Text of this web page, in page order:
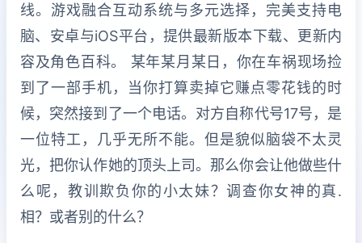
线。游戏融合互动系统与多元选择，完美支持电
脑、安卓与iOS平台，提供最新版本下载、更新内
容及角色百科。 某年某月某日，你在车祸现场捡
到了一部手机，当你打算卖掉它赚点零花钱的时
候，突然接到了一个电话。对方自称代号17号，是
一位特工，几乎无所不能。但是貌似脑袋不太灵
光，把你认作她的顶头上司。那么你会让他做些什
么呢，教训欺负你的小太妹？调查你女神的真.
相？或者别的什么？